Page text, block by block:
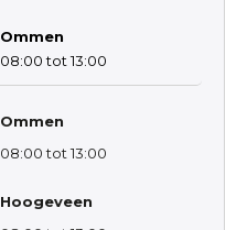
Ommen
08:00 tot 13:00
Ommen
08:00 tot 13:00
Hoogeveen